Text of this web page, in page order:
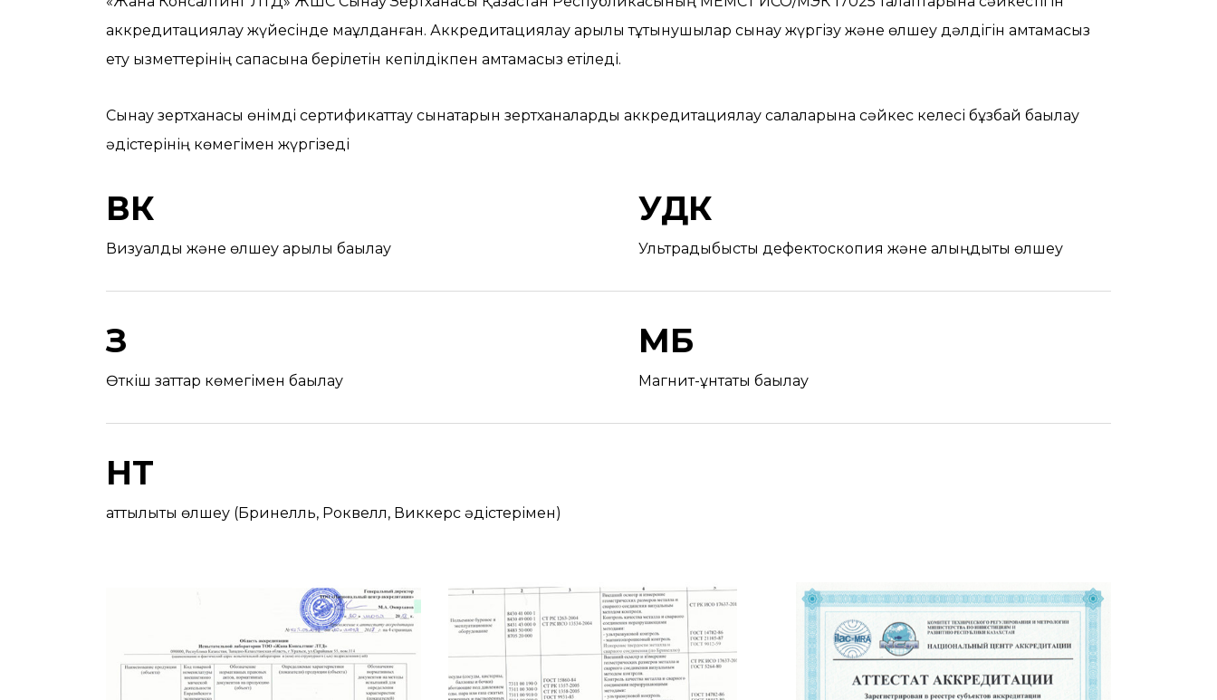
аккредитациялау жүйесінде мақұлданған. Аккредитациялау арқылы тұтынушылар сынау жүргізу және өлшеу дәлдігін қамтамасыз
ету қызметтерінің сапасына берілетін кепілдікпен қамтамасыз етіледі.
Сынау зертханасы өнімді сертификаттау сынақтарын зертханаларды аккредитациялау салаларына сәйкес келесі бұзбай бақылау
әдістерінің көмегімен жүргізеді
ВӨК
Визуалдық және өлшеу арқылы бақылау
УДК
Ультрадыбыстық дефектоскопия және қалыңдықты өлшеу
ӨЗ
Өткіш заттар көмегімен бақылау
МБ
Магнит-ұнтақты бақылау
НТ
қаттылықты өлшеу (Бринелль, Роквелл, Виккерс әдістерімен)